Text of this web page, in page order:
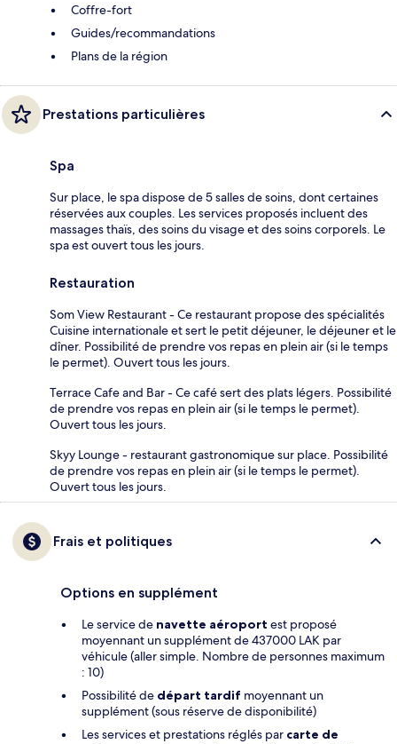
Coffre-fort
Guides/recommandations
Plans de la région
Prestations particulières
Spa
Sur place, le spa dispose de 5 salles de soins, dont certaines
réservées aux couples. Les services proposés incluent des
massages thaïs, des soins du visage et des soins corporels. Le
spa est ouvert tous les jours.
Restauration
Som View Restaurant - Ce restaurant propose des spécialités
Cuisine internationale et sert le petit déjeuner, le déjeuner et le
dîner. Possibilité de prendre vos repas en plein air (si le temps
le permet). Ouvert tous les jours.
Terrace Cafe and Bar - Ce café sert des plats légers. Possibilité
de prendre vos repas en plein air (si le temps le permet).
Ouvert tous les jours.
Skyy Lounge - restaurant gastronomique sur place. Possibilité
de prendre vos repas en plein air (si le temps le permet).
Ouvert tous les jours.
Frais et politiques
Options en supplément
Le service de navette aéroport est proposé
moyennant un supplément de 437000 LAK par
véhicule (aller simple. Nombre de personnes maximum
: 10)
Possibilité de départ tardif moyennant un
supplément (sous réserve de disponibilité)
Les services et prestations réglés par carte de